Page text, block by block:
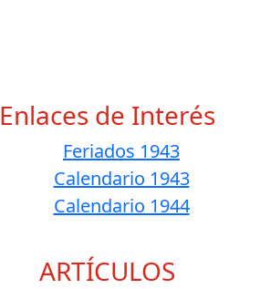
Enlaces de Interés
Feriados 1943
Calendario 1943
Calendario 1944
ARTÍCULOS